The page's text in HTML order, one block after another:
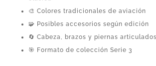
🎨 Colores tradicionales de aviación
🧩 Posibles accesorios según edición
🔄 Cabeza, brazos y piernas articulados
🎯 Formato de colección Serie 3